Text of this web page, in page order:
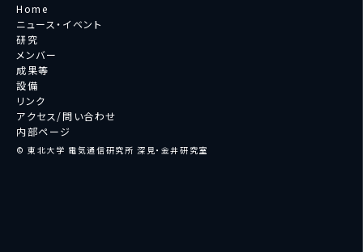
Home
ニュース・イベント
研究
メンバー
成果等
設備
リンク
アクセス/問い合わせ
内部ページ
© 東北大学 電気通信研究所 深見・金井研究室